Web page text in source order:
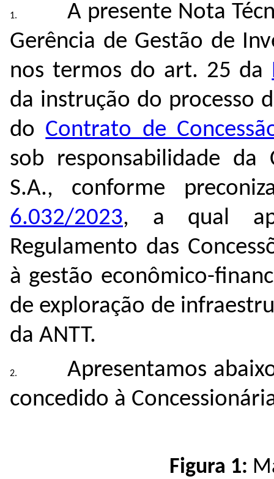
A presente Nota
Gerência de Gestão de
nos termos do art. 25 da
da instrução do processo
do Contrato de
sob responsabilidade da
S.A., conforme
6.032/2023, a qual
Regulamento das
à gestão econômico-
de exploração de
da ANTT.
Apresentamos
concedido à
Figura 1: